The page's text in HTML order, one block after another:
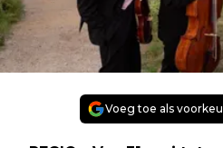
Voeg toe als